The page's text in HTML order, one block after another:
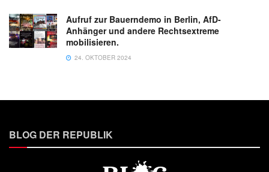
Aufruf zur Bauerndemo in Berlin, AfD-
Anhänger und andere Rechtsextreme
mobilisieren.
24. OKTOBER 2024
BLOG DER REPUBLIK